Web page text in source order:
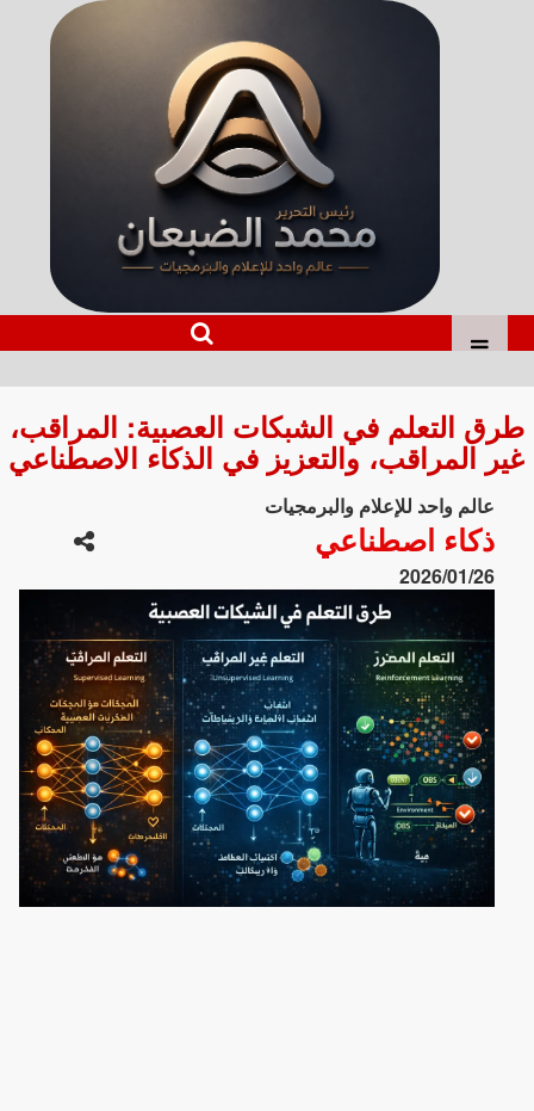
طرق التعلم في الشبكات العصبية: المراقب،
غير المراقب، والتعزيز في الذكاء الاصطناعي
عالم واحد للإعلام والبرمجيات
ذكاء اصطناعي
2026/01/26